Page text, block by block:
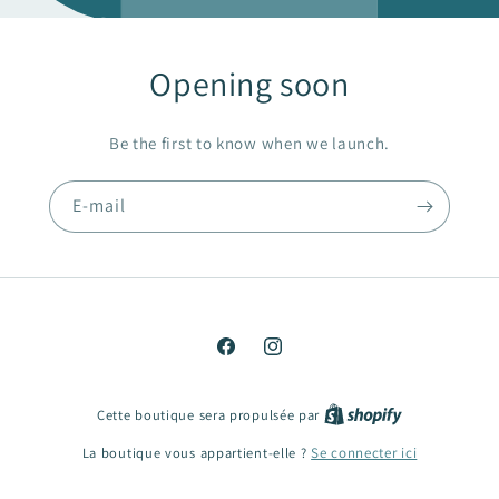
Opening soon
Be the first to know when we launch.
E-mail
FacebookInstagram
Cette boutique sera propulsée par
La boutique vous appartient-elle ?Se connecter ici